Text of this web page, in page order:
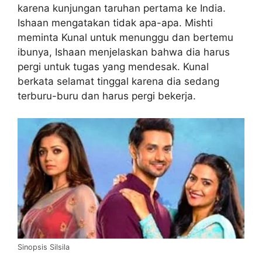
karena kunjungan taruhan pertama ke India.
Ishaan mengatakan tidak apa-apa. Mishti
meminta Kunal untuk menunggu dan bertemu
ibunya, Ishaan menjelaskan bahwa dia harus
pergi untuk tugas yang mendesak. Kunal
berkata selamat tinggal karena dia sedang
terburu-buru dan harus pergi bekerja.
Sinopsis Silsila